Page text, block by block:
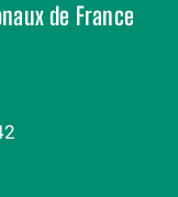
de France